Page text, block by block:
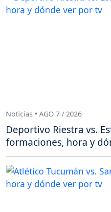
Noticias • AGO 7 / 2026
Deportivo Riestra vs.
formaciones, hora y